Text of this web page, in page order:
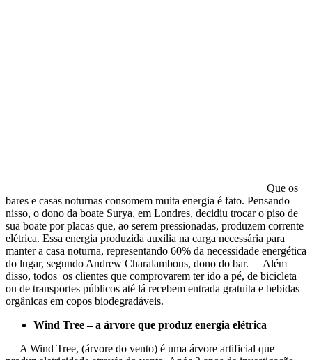
Que os
bares e casas noturnas consomem muita energia é fato. Pensando
nisso, o dono da boate Surya, em Londres, decidiu trocar o piso de
sua boate por placas que, ao serem pressionadas, produzem corrente
elétrica. Essa energia produzida auxilia na carga necessária para
manter a casa noturna, representando 60% da necessidade energética
do lugar, segundo Andrew Charalambous, dono do bar. Além
disso, todos os clientes que comprovarem ter ido a pé, de bicicleta
ou de transportes públicos até lá recebem entrada gratuita e bebidas
orgânicas em copos biodegradáveis.
Wind Tree – a árvore que produz energia elétrica
A Wind Tree, (árvore do vento) é uma árvore artificial que